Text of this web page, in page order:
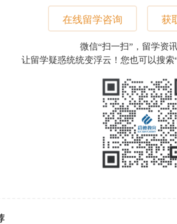
在线留学咨询 获
微信“扫一扫”，留学资
让留学疑惑统统变浮云！您也可以搜索